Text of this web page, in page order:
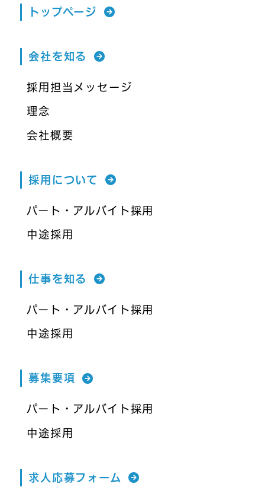
トップページ
会社を知る
採用担当メッセージ
理念
会社概要
採用について
パート・アルバイト採用
中途採用
仕事を知る
パート・アルバイト採用
中途採用
募集要項
パート・アルバイト採用
中途採用
求人応募フォーム